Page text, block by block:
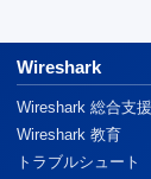
Wireshark
Wireshark 総合支援
Wireshark 教育
トラブルシュート